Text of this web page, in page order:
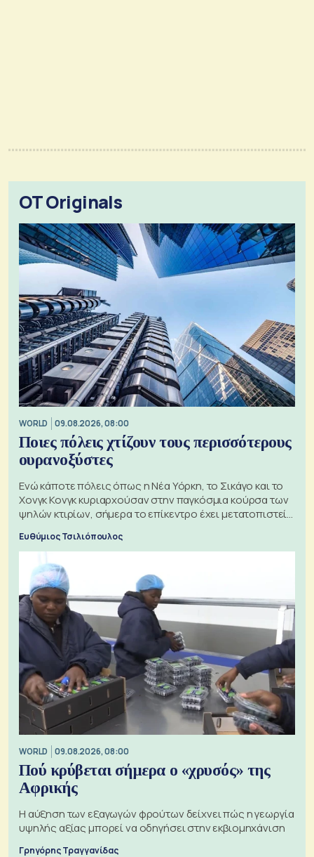
OT Originals
WORLD 09.08.2026, 08:00
Ποιες πόλεις χτίζουν τους περισσότερους
ουρανοξύστες
Ενώ κάποτε πόλεις όπως η Νέα Υόρκη, το Σικάγο και το
Χονγκ Κονγκ κυριαρχούσαν στην παγκόσμια κούρσα των
ψηλών κτιρίων, σήμερα το επίκεντρο έχει μετατοπιστεί
Ευθύμιος Τσιλιόπουλος
WORLD 09.08.2026, 08:00
Πού κρύβεται σήμερα ο «χρυσός» της
Αφρικής
Η αύξηση των εξαγωγών φρούτων δείχνει πώς η γεωργία
υψηλής αξίας μπορεί να οδηγήσει στην εκβιομηχάνιση
Γρηγόρης Τραγγανίδας